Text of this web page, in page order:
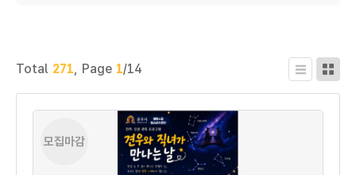
Total 271, Page 1/14
모집마감